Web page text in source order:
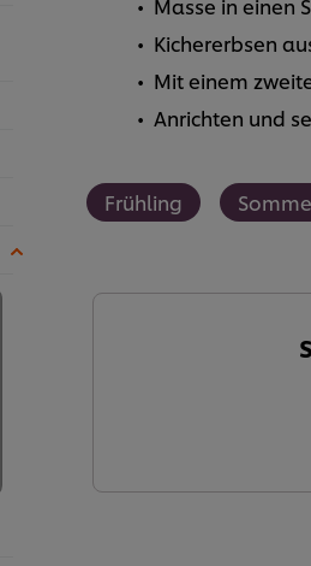
Masse in einen
Kichererbsen
Mit einem
Anrichten und
Frühling